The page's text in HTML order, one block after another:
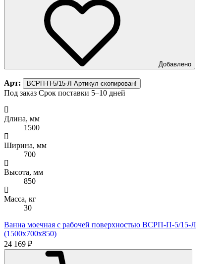
Добавлено
Арт: ВСРП-П-5/15-Л Артикул скопирован!
Под заказ Срок поставки 5–10 дней
Длина, мм
1500
Ширина, мм
700
Высота, мм
850
Масса, кг
30
Ванна моечная с рабочей поверхностью ВСРП-П-5/15-Л
(1500х700х850)
24 169 ₽